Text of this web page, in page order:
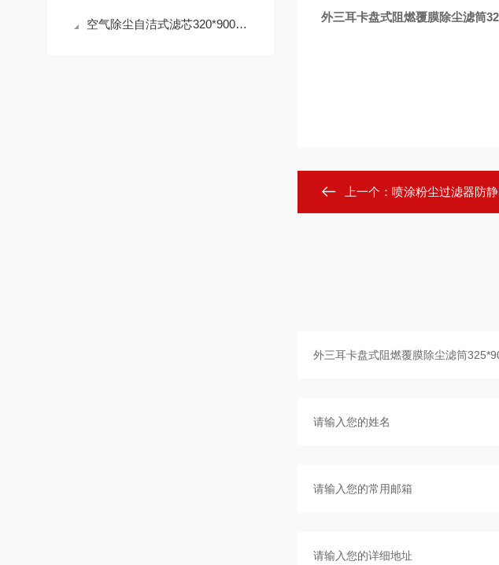
空气除尘自洁式滤芯320*900mm 性能
外三耳卡盘式阻燃覆膜除尘滤筒
上一个： 喷涂粉尘过滤器防静电